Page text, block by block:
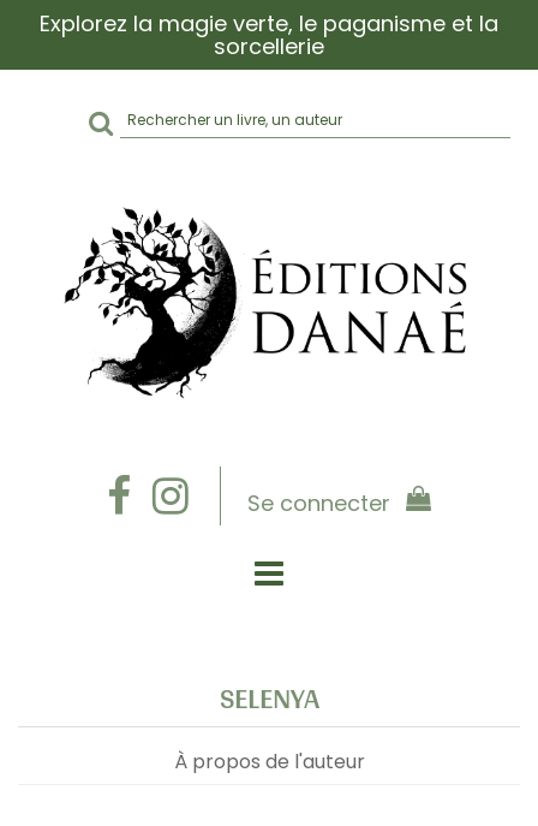
Explorez la magie verte, le paganisme et la
sorcellerie
Rechercher
sur
Se connecter
SELENYA
À propos de l'auteur